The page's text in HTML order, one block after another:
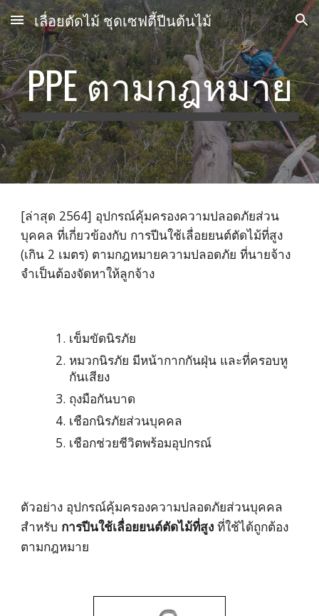
Skip to main content Skip to navigation
เลื่อยตัดไม้ ชุดเซฟตี้ปีนต้นไม้
PPE ตามกฎหมาย
[ล่าสุด 2564] อุปกรณ์คุ้มครองความปลอดภัยส่วน
บุคคล ที่เกี่ยวข้องกับ การปีนใช้เลื่อยยนต์ตัดไม้ที่สูง
(เกิน 2 เมตร) ตามกฎหมายความปลอดภัย ที่นายจ้าง
จำเป็นต้องจัดหาให้ลูกจ้าง
เข็มขัดนิรภัย
หมวกนิรภัย มีหน้ากากกันฝุ่น และที่ครอบหู
กันเสียง
ถุงมือกันบาด
เชือกนิรภัยส่วนบุคคล
เชือกช่วยชีวิตพร้อมอุปกรณ์
ตัวอย่าง อุปกรณ์คุ้มครองความปลอดภัยส่วนบุคคล
สำหรับ การปีนใช้เลื่อยยนต์ตัดไม้ที่สูง ที่ใช้ได้ถูกต้อง
ตามกฎหมาย